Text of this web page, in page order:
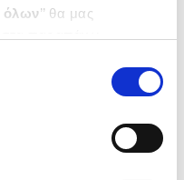
όλων’’ θα μας
τα παρακάτω με την
σχετικά με